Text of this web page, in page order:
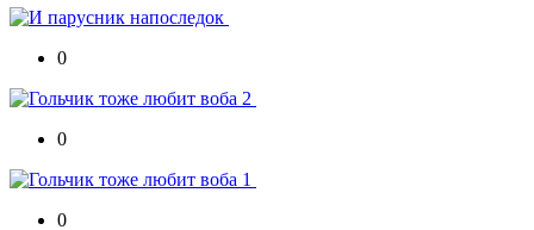
0
0
0